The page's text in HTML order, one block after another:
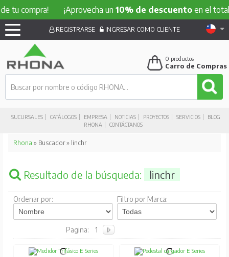
tu compra! ¡Aprovecha un10% de descuentoen el total
SUCURSALES CATÁLOGOS EMPRESA NOTICIAS PROYECTOS SERVICIOS
BLOG
RHONA
CONTÁCTANOS
REGISTRARSE INGRESAR COMO CLIENTE
0 productos
Carro de Compras
Rhona » Buscador » linchr
Resultado de la búsqueda: linchr
Ordenar por: Filtro por Marca:
Pagina: 1